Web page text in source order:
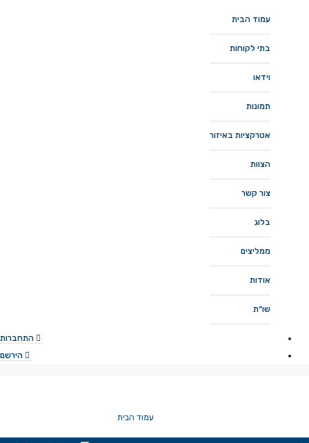
עמוד הבית
בתי לקוחות
וידאו
תמונות
אטרקציות באיזור
הצוות
צור קשר
בלוג
ממליצים
אודות
שו”ת
התחברות
הירשם
עמוד הבית